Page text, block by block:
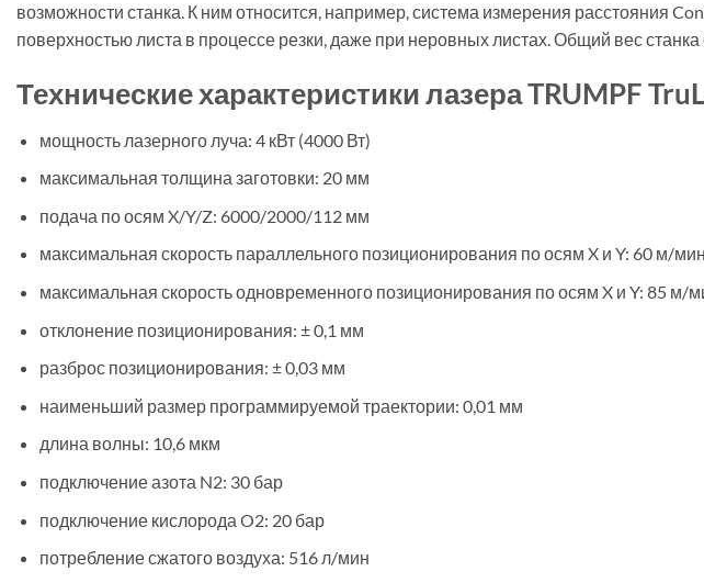
возможности станка. К ним относится, например, система измерения расстояния
поверхностью листа в процессе резки, даже при неровных листах. Общий вес станка
Технические характеристики лазера TRUMPF
мощность лазерного луча: 4 кВт (4000 Вт)
максимальная толщина заготовки: 20 мм
подача по осям X/Y/Z: 6000/2000/112 мм
максимальная скорость параллельного позиционирования по осям X и Y: 60 м/мин
максимальная скорость одновременного позиционирования по осям X и Y: 85 м/
отклонение позиционирования: ± 0,1 мм
разброс позиционирования: ± 0,03 мм
наименьший размер программируемой траектории: 0,01 мм
длина волны: 10,6 мкм
подключение азота N2: 30 бар
подключение кислорода O2: 20 бар
потребление сжатого воздуха: 516 л/мин